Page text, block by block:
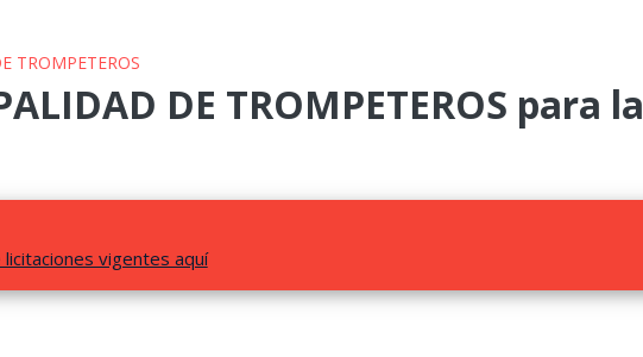
TROMPETEROS
DE TROMPETEROS para la
licitaciones vigentes aquí